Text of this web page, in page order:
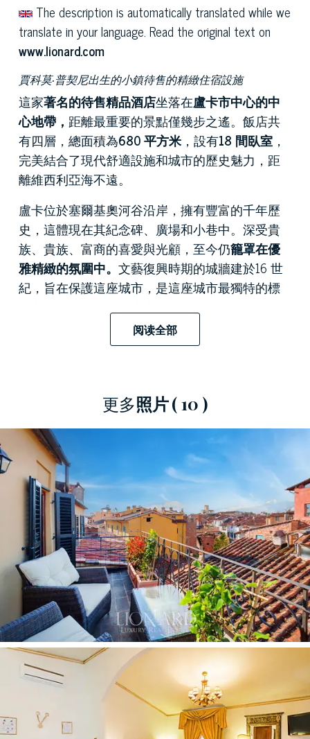
The description is automatically translated while we
translate in your language. Read the original text on
www.lionard.com
賈科莫·普契尼出生的小鎮待售的精緻住宿設施
這家著名的待售精品酒店坐落在盧卡市中心的中
心地帶， 距離最重要的景點僅幾步之遙。飯店共
有四層，總面積為680 平方米，設有18 間臥室 ，
完美結合了現代舒適設施和城市的歷史魅力，距
離維西利亞海不遠。
盧卡位於塞爾基奧河谷沿岸，擁有豐富的千年歷
史，這體現在其紀念碑、廣場和小巷中。深受貴
族、貴族、富商的喜愛與光顧，至今仍籠罩在優
雅精緻的氛圍中。 文藝復興時期的城牆建於16 世
紀，旨在保護這座城市，是這座城市最獨特的標
長的路線進行迷人而輕鬆的漫步的可能性。圓形
劇場廣場 (Piazza dell'Anfiteatro) 的橢圓形讓人想起
待售住宿設施環境優美，位於一棟
的建築內，其地基可追溯至羅馬帝國，1800 年之
前一直用作女學生的寄宿學校。一切舒適感。
這間待售飯店分佈在多個樓層，內部空間面積為
680 平方公尺。一樓是歡迎的入口大廳以及休息
室和咖啡廳，以高高的天花板和原始的裸露橫梁
為主。 18間臥室——包括雙人房、三人房、四人
房和全景套房——配備了各種舒適設施。美學品
味讓人想起高貴的盧凱斯風格，並以古老的鑲木
地板裝飾，而浴室、走廊和其他房間則採用當地
珍貴的大理石和石材。
飯店與盧卡的城市環境和諧地融為一體，設有向
外開放的 陽台和露台，讓您可以從另一側欣賞城
市的屋頂、托斯卡納山丘以及一望無際的周圍奇
妙景觀。
阅读全部
更多照片( 10 )